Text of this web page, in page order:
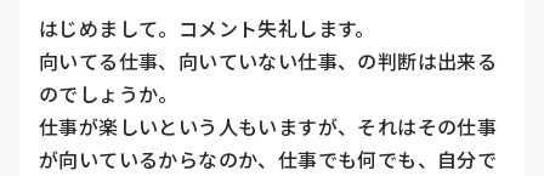
はじめまして。コメント失礼します。
向いてる仕事、向いていない仕事、の判断は出来る
のでしょうか。
仕事が楽しいという人もいますが、それはその仕事
が向いているからなのか、仕事でも何でも、自分で